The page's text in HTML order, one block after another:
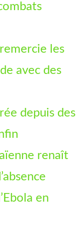
les
avec des
depuis des
renaît
en